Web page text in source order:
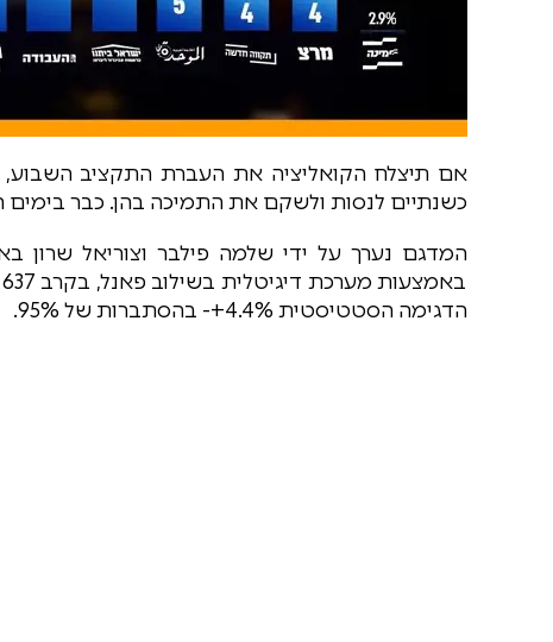
אם תיצלח הקואליציה את העברת התקציב השבוע,
כשנתיים לנסות ולשקם את התמיכה בהן. כבר בימים
הדגימה הסטטיסטית 4.4%+- בהסתברות של 95%.